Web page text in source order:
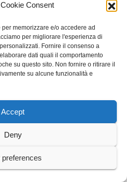
Consent
memorizzare e/o accedere ad
per migliorare l'esperienza di
Fornire il consenso a
dati quali il comportamento
su questo sito. Non fornire o ritirare il
su alcune funzionalità e
Accept
Deny
preferences
– 348 2532272
IORIA